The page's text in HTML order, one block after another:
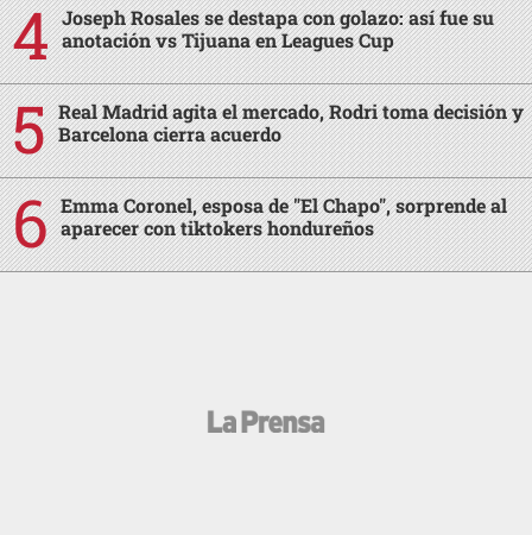
Joseph Rosales se destapa con golazo: así fue su
anotación vs Tijuana en Leagues Cup
Real Madrid agita el mercado, Rodri toma decisión y
Barcelona cierra acuerdo
Emma Coronel, esposa de "El Chapo", sorprende al
aparecer con tiktokers hondureños